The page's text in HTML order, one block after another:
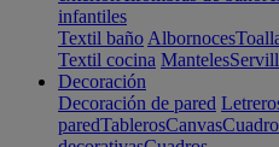
infantiles
Textil baño Albornoces
Textil cocina Manteles
Decoración
Decoración de pared
paredTablerosCanvas